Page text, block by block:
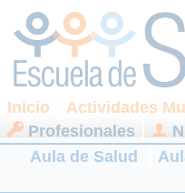
Inicio Actividades
Profesionales
Aula de Salud